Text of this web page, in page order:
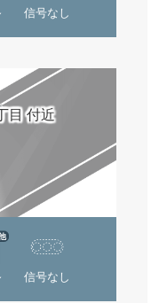
信号なし
目 付近
信号なし